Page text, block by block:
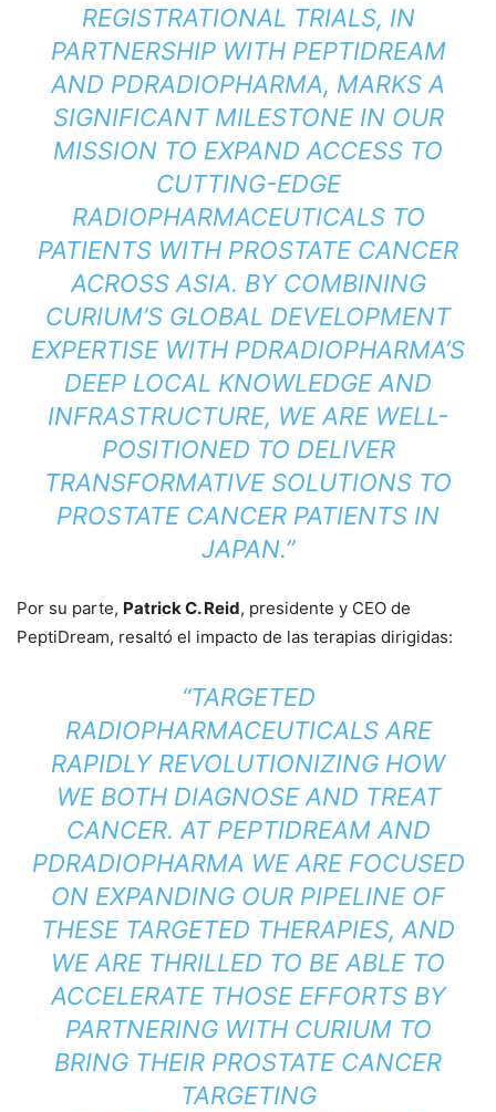
REGISTRATIONAL TRIALS, IN
PARTNERSHIP WITH PEPTIDREAM
AND PDRADIOPHARMA, MARKS A
SIGNIFICANT MILESTONE IN OUR
MISSION TO EXPAND ACCESS TO
CUTTING-EDGE
RADIOPHARMACEUTICALS TO
PATIENTS WITH PROSTATE CANCER
ACROSS ASIA. BY COMBINING
CURIUM’S GLOBAL DEVELOPMENT
EXPERTISE WITH PDRADIOPHARMA’S
DEEP LOCAL KNOWLEDGE AND
INFRASTRUCTURE, WE ARE WELL-
POSITIONED TO DELIVER
TRANSFORMATIVE SOLUTIONS TO
PROSTATE CANCER PATIENTS IN
JAPAN.”
Por su parte, Patrick C. Reid, presidente y CEO de
PeptiDream, resaltó el impacto de las terapias dirigidas:
“TARGETED
RADIOPHARMACEUTICALS ARE
RAPIDLY REVOLUTIONIZING HOW
WE BOTH DIAGNOSE AND TREAT
CANCER. AT PEPTIDREAM AND
PDRADIOPHARMA WE ARE FOCUSED
ON EXPANDING OUR PIPELINE OF
THESE TARGETED THERAPIES, AND
WE ARE THRILLED TO BE ABLE TO
ACCELERATE THOSE EFFORTS BY
PARTNERING WITH CURIUM TO
BRING THEIR PROSTATE CANCER
TARGETING